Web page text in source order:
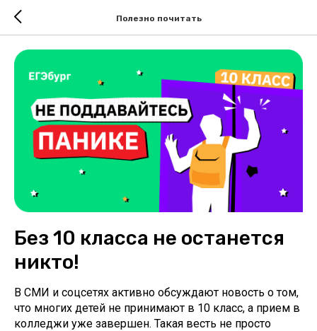
Полезно почитать
Без 10 класса не останется
никто!
В СМИ и соцсетях активно обсуждают новость о том,
что многих детей не принимают в 10 класс, а прием в
колледжи уже завершен. Такая весть не просто